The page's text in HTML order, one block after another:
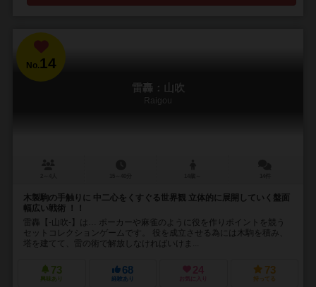
No.14
雷轟：山吹
Raigou
木製駒の手触りに 中二心をくすぐる世界観 立体的に展開していく盤面
幅広い戦術 ！！
雷轟【-山吹-】は… ポーカーや麻雀のように役を作りポイントを競う
セットコレクションゲームです。 役を成立させる為には木駒を積み、
塔を建てて、雷の術で解放しなければいけま...
73
興味あり
68
経験あり
24
お気に入り
73
持ってる